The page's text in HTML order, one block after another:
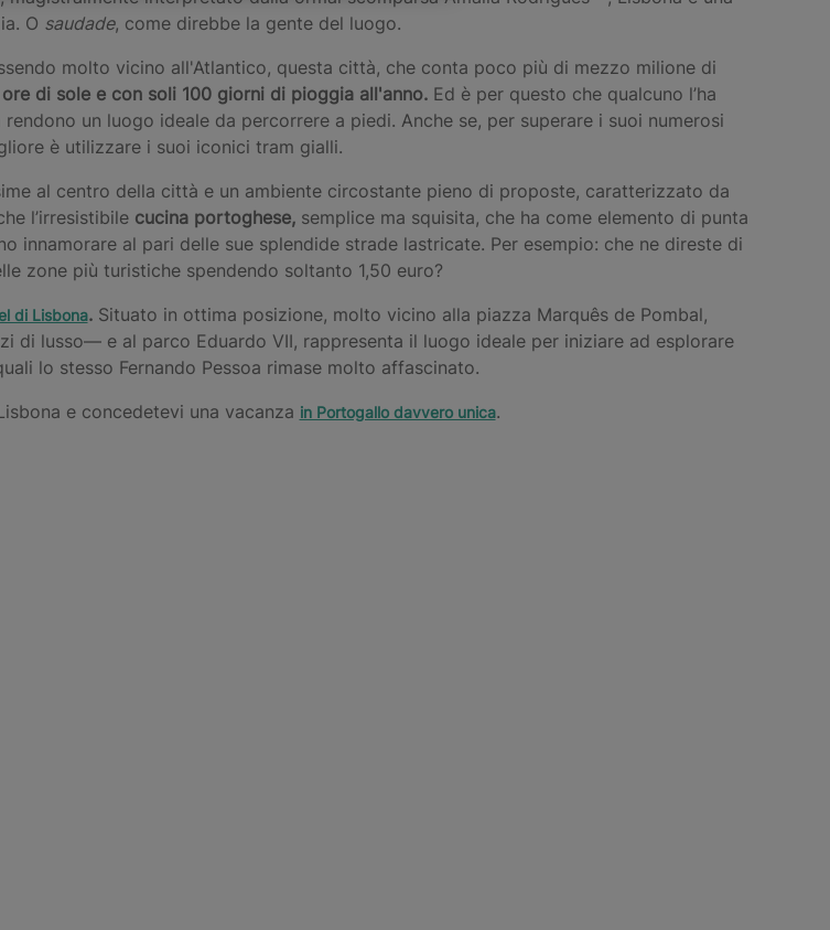
O saudade, come direbbe la gente del luogo.
molto vicino all'Atlantico, questa città, che conta poco più di mezzo milione di
di sole e con soli 100 giorni di pioggia all'anno.Ed è per questo che qualcuno l’ha
un luogo ideale da percorrere a piedi. Anche se, per superare i suoi numerosi
è utilizzare i suoi iconici tram gialli.
al centro della città e un ambiente circostante pieno di proposte, caratterizzato da
l’irresistibile cucina portoghese,semplice ma squisita, che ha come elemento di punta
innamorare al pari delle sue splendide strade lastricate. Per esempio: che ne direste di
zone più turistiche spendendo soltanto 1,50 euro?
di Lisbona. Situato in ottima posizione, molto vicino alla piazza Marquês de Pombal,
di lusso— e al parco Eduardo VII, rappresenta il luogo ideale per iniziare ad esplorare
lo stesso Fernando Pessoa rimase molto affascinato.
e concedetevi una vacanza in Portogallo davvero unica.